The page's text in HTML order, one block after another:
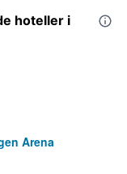
hoteller i
Arena